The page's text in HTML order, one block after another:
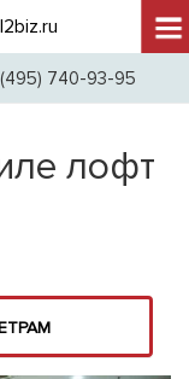
+7
740-93-95
лофт